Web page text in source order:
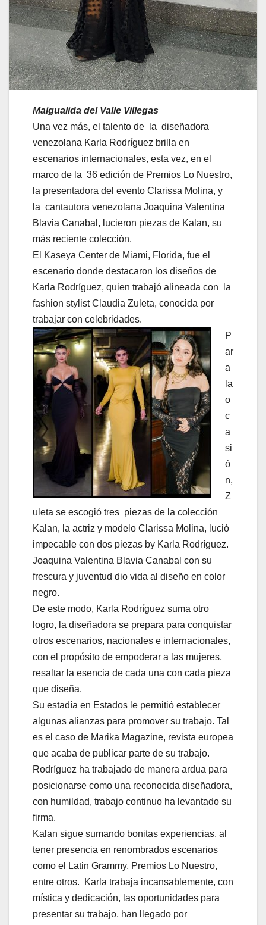
Maigualida del Valle Villegas
Una vez más, el talento de la diseñadora
venezolana Karla Rodríguez brilla en
escenarios internacionales, esta vez, en el
marco de la 36 edición de Premios Lo Nuestro,
la presentadora del evento Clarissa Molina, y
la cantautora venezolana Joaquina Valentina
Blavia Canabal, lucieron piezas de Kalan, su
más reciente colección.
El Kaseya Center de Miami, Florida, fue el
escenario donde destacaron los diseños de
Karla Rodríguez, quien trabajó alineada con la
fashion stylist Claudia Zuleta, conocida por
trabajar con celebridades.
P
ar
a
la
o
c
a
si
ó
n,
Z
uleta se escogió tres piezas de la colección
Kalan, la actriz y modelo Clarissa Molina, lució
impecable con dos piezas by Karla Rodríguez.
Joaquina Valentina Blavia Canabal con su
frescura y juventud dio vida al diseño en color
negro.
De este modo, Karla Rodríguez suma otro
logro, la diseñadora se prepara para conquistar
otros escenarios, nacionales e internacionales,
con el propósito de empoderar a las mujeres,
resaltar la esencia de cada una con cada pieza
que diseña.
Su estadía en Estados le permitió establecer
algunas alianzas para promover su trabajo. Tal
es el caso de Marika Magazine, revista europea
que acaba de publicar parte de su trabajo.
Rodríguez ha trabajado de manera ardua para
posicionarse como una reconocida diseñadora,
con humildad, trabajo continuo ha levantado su
firma.
Kalan sigue sumando bonitas experiencias, al
tener presencia en renombrados escenarios
como el Latin Grammy, Premios Lo Nuestro,
entre otros. Karla trabaja incansablemente, con
mística y dedicación, las oportunidades para
presentar su trabajo, han llegado por